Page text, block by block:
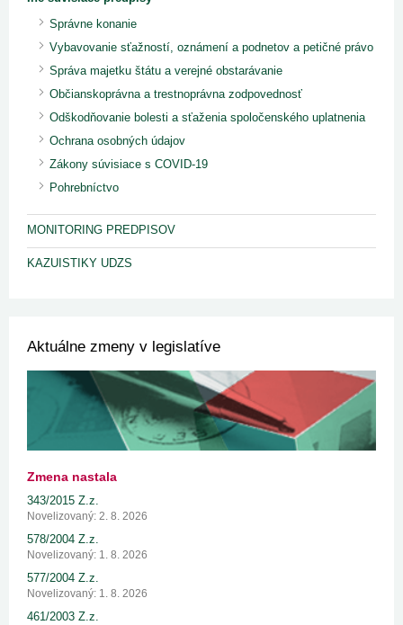
Správne konanie
Vybavovanie sťažností, oznámení a podnetov a petičné právo
Správa majetku štátu a verejné obstarávanie
Občianskoprávna a trestnoprávna zodpovednosť
Odškodňovanie bolesti a sťaženia spoločenského uplatnenia
Ochrana osobných údajov
Zákony súvisiace s COVID-19
Pohrebníctvo
MONITORING PREDPISOV
KAZUISTIKY UDZS
Aktuálne zmeny v legislatíve
Zmena nastala
343/2015 Z.z.
Novelizovaný: 2. 8. 2026
578/2004 Z.z.
Novelizovaný: 1. 8. 2026
577/2004 Z.z.
Novelizovaný: 1. 8. 2026
461/2003 Z.z.